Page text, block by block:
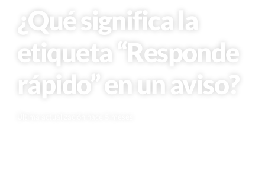
¿Qué significa la
etiqueta “Responde
rápido” en un aviso?